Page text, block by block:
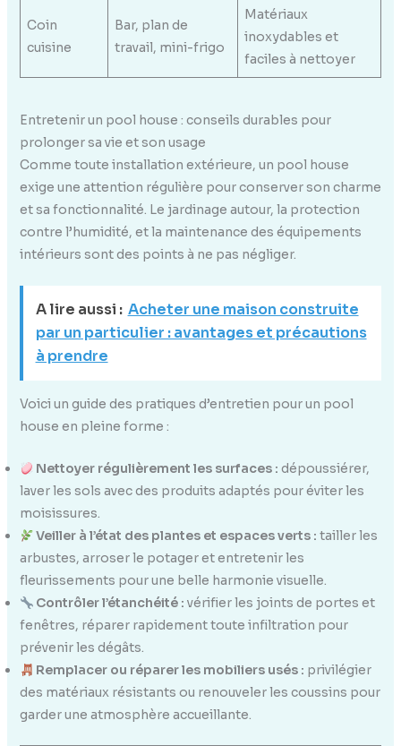
Coin
cuisine
Bar, plan de
travail, mini-frigo
Matériaux
inoxydables et
faciles à nettoyer
Entretenir un pool house : conseils durables pour
prolonger sa vie et son usage
Comme toute installation extérieure, un pool house
exige une attention régulière pour conserver son charme
et sa fonctionnalité. Le jardinage autour, la protection
contre l’humidité, et la maintenance des équipements
intérieurs sont des points à ne pas négliger.
A lire aussi : Acheter une maison construite
par un particulier : avantages et précautions
à prendre
Voici un guide des pratiques d’entretien pour un pool
house en pleine forme :
Nettoyer régulièrement les surfaces : dépoussiérer,
laver les sols avec des produits adaptés pour éviter les
moisissures.
Veiller à l’état des plantes et espaces verts : tailler les
arbustes, arroser le potager et entretenir les
fleurissements pour une belle harmonie visuelle.
Contrôler l’étanchéité : vérifier les joints de portes et
fenêtres, réparer rapidement toute infiltration pour
prévenir les dégâts.
Remplacer ou réparer les mobiliers usés : privilégier
des matériaux résistants ou renouveler les coussins pour
garder une atmosphère accueillante.